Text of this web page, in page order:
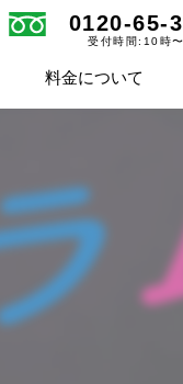
0120-65-
受付時間:10時
料金について